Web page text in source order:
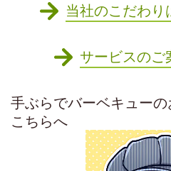
当社のこだ
サービスのご
手ぶらでバーベキュー
こちらへ